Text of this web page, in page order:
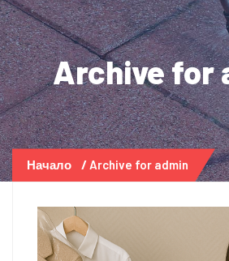
Archive for
Начало Archive for admin